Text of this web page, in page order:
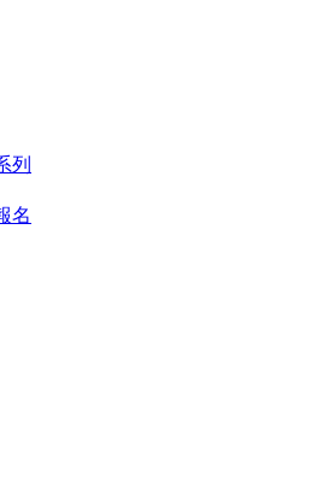
列
名